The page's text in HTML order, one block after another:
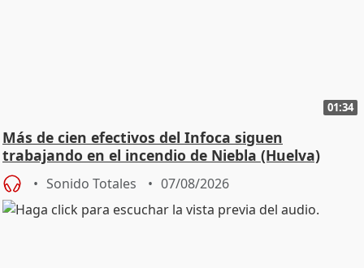
01:34
Más de cien efectivos del Infoca siguen
trabajando en el incendio de Niebla (Huelva)
Sonido Totales 07/08/2026